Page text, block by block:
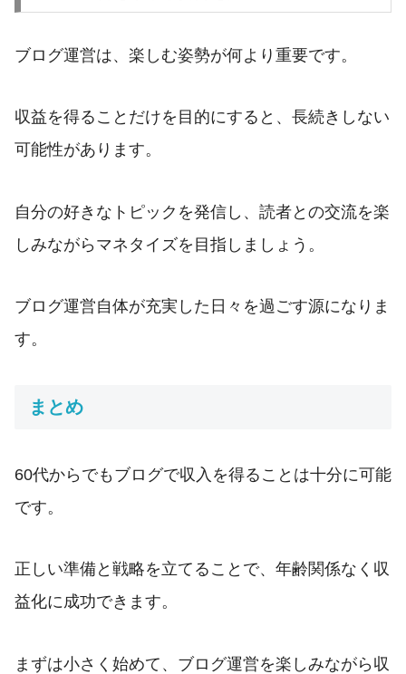
ブログ運営は、楽しむ姿勢が何より重要です。
収益を得ることだけを目的にすると、長続きしない
可能性があります。
自分の好きなトピックを発信し、読者との交流を楽
しみながらマネタイズを目指しましょう。
ブログ運営自体が充実した日々を過ごす源になりま
す。
まとめ
60代からでもブログで収入を得ることは十分に可能
です。
正しい準備と戦略を立てることで、年齢関係なく収
益化に成功できます。
まずは小さく始めて、ブログ運営を楽しみながら収